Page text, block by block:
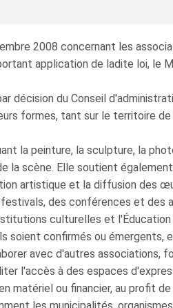
2008 concernant les
application de ladite loi, le
décision du Conseil
formes, tant sur le territoire
la peinture, la sculpture, la
la scène. Elle soutient
artistique et la diffusion des
des conférences et des
culturelles et l'Éducation
soient confirmés ou
avec d'autres associations,
l'accès à des espaces
matériel ou financier, au profit